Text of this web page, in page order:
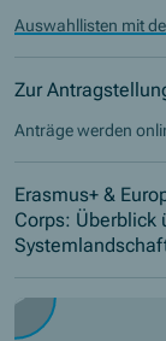
Auswahllisten mit
Zur
Anträge werden
Erasmus+ &
Corps: Überblick